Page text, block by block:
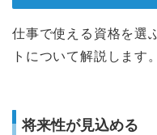
仕事で使える資格を選
トについて解説します。
将来性が見込める